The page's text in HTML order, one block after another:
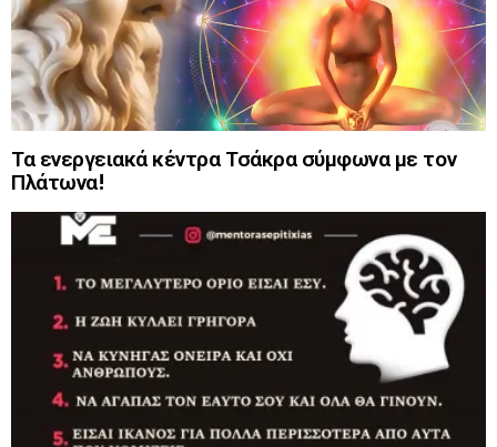
Τα ενεργειακά κέντρα Τσάκρα σύμφωνα με τον
Πλάτωνα!